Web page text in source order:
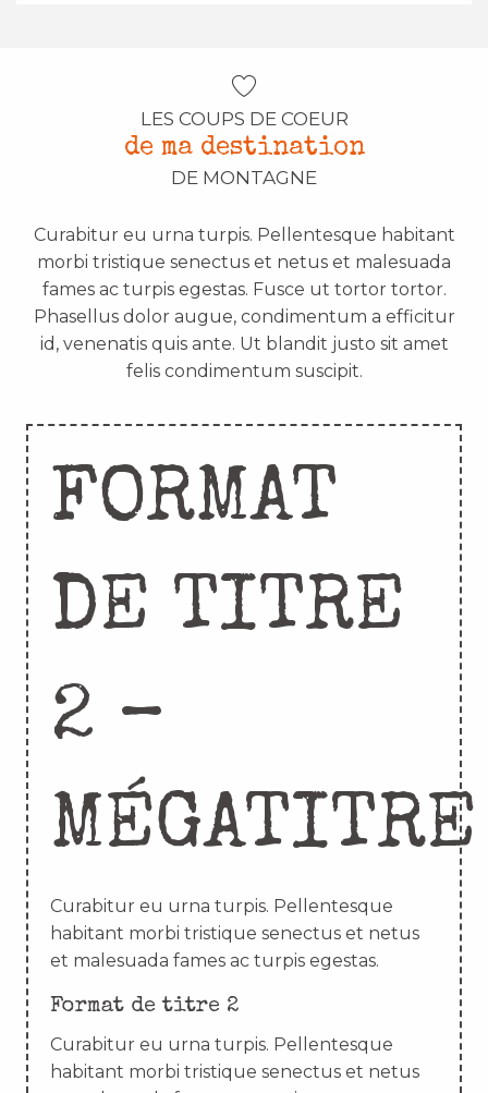
LES COUPS DE COEUR
de ma destination
DE MONTAGNE
Curabitur eu urna turpis. Pellentesque habitant
morbi tristique senectus et netus et malesuada
fames ac turpis egestas. Fusce ut tortor tortor.
Phasellus dolor augue, condimentum a efficitur
id, venenatis quis ante. Ut blandit justo sit amet
felis condimentum suscipit.
FORMAT
DE TITRE
2 –
MÉGATITRE
Curabitur eu urna turpis. Pellentesque
habitant morbi tristique senectus et netus
et malesuada fames ac turpis egestas.
Format de titre 2
Curabitur eu urna turpis. Pellentesque
habitant morbi tristique senectus et netus